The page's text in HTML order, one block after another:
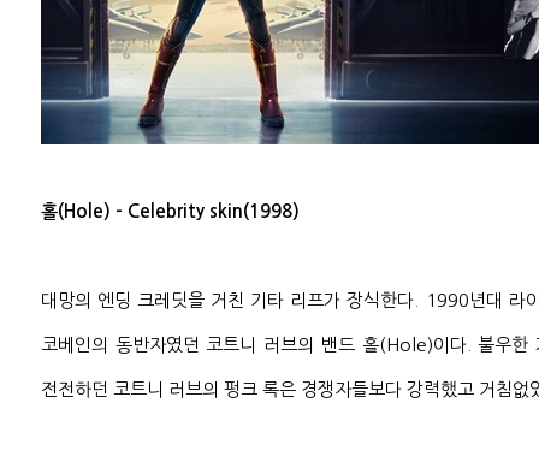
홀(Hole) - Celebrity skin(1998)
대망의 엔딩 크레딧을 거친 기타 리프가 장식한다. 1990년대 라
코베인의 동반자였던 코트니 러브의 밴드 홀(Hole)이다. 불우한
전전하던 코트니 러브의 펑크 록은 경쟁자들보다 강력했고 거침없